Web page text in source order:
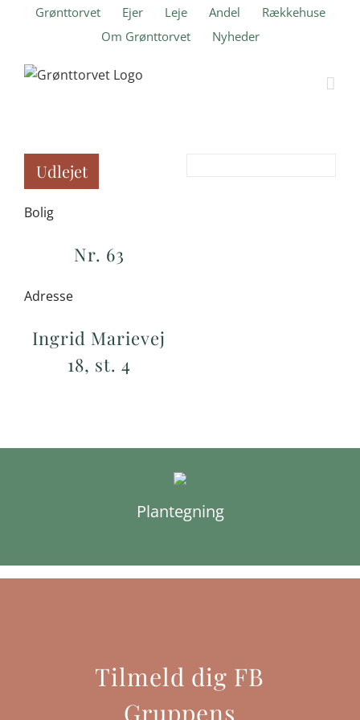
Grønttorvet Ejer Leje Andel
Rækkehuse
Om Grønttorvet
Nyheder
Udlejet
Bolig
Nr. 63
Adresse
Ingrid Marievej
18, st. 4
Plantegning
Tilmeld dig FB
Gruppens